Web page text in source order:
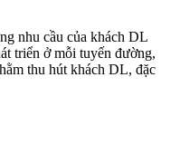
nhu cầu của khách DL
triển ở mỗi tuyến đường,
thu hút khách DL, đặc